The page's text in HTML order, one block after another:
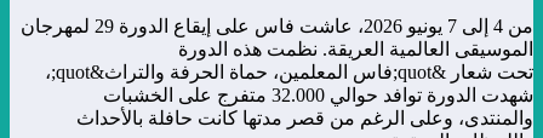
من 4 إلى 7 يونيو 2026، عاشت فاس على إيقاع الدورة 29 لمهرجان
الموسيقى العالمية العريقة. نظمت هذه الدورة
تحت شعار &quot;فاس المعلمين، حماة الحرفة والتراث&quot;،
شهدت الدورة توافد حوالي 32.000 متفرج على الخشبات
والمنتدى، وعلى الرغم من قصر مدتها كانت حافلة بالأحداث